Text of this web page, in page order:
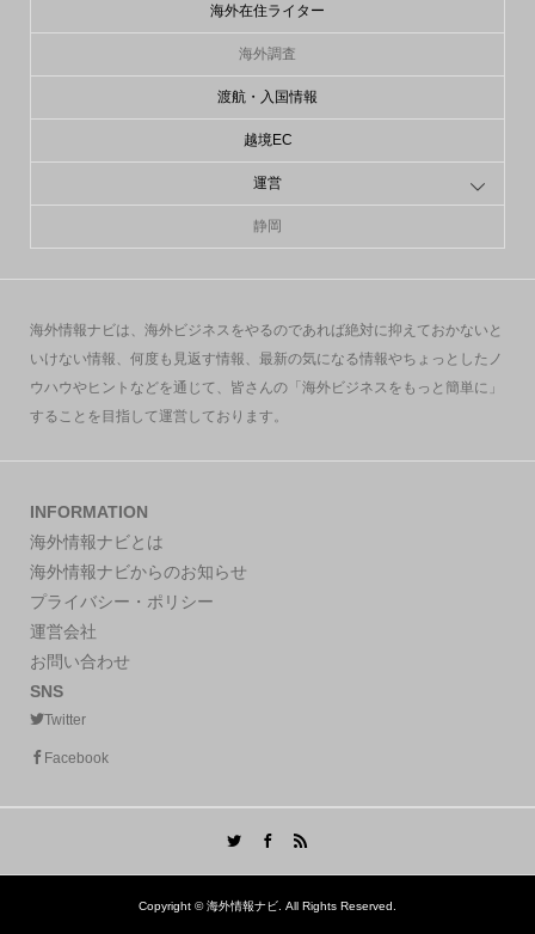
海外在住ライター
海外調査
渡航・入国情報
越境EC
運営
静岡
海外情報ナビは、海外ビジネスをやるのであれば絶対に抑えておかないと
いけない情報、何度も見返す情報、最新の気になる情報やちょっとしたノ
ウハウやヒントなどを通じて、皆さんの「海外ビジネスをもっと簡単に」
することを目指して運営しております。
INFORMATION
海外情報ナビとは
海外情報ナビからのお知らせ
プライバシー・ポリシー
運営会社
お問い合わせ
SNS
Twitter
Facebook
Copyright ©海外情報ナビ. All Rights Reserved.